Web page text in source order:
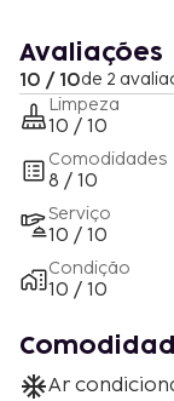
Avaliações
10 / 10de 2
Limpeza
10 / 10
Comodidades
8 / 10
Serviço
10 / 10
Condição
10 / 10
Ar